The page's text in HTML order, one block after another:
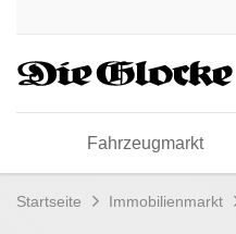
aktivieren
zur
Fahrzeugmarkt
Startseite Immobilienmarkt